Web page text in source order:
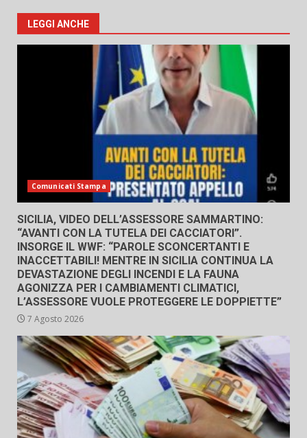
LEGGI ANCHE
Comunicati Stampa
SICILIA, VIDEO DELL’ASSESSORE SAMMARTINO:
“AVANTI CON LA TUTELA DEI CACCIATORI”.
INSORGE IL WWF: “PAROLE SCONCERTANTI E
INACCETTABILI! MENTRE IN SICILIA CONTINUA LA
DEVASTAZIONE DEGLI INCENDI E LA FAUNA
AGONIZZA PER I CAMBIAMENTI CLIMATICI,
L’ASSESSORE VUOLE PROTEGGERE LE DOPPIETTE”
7 Agosto 2026